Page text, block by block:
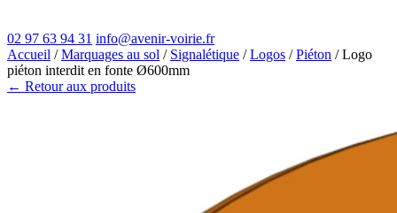
02 97 63 94 31 info@avenir-voirie.fr
Accueil /Marquages au sol / Signalétique /Logos /Piéton / Logo
piéton interdit en fonte Ø600mm
← Retour aux produits